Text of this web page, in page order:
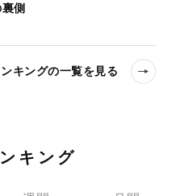
側
キングの一覧を見る
キング